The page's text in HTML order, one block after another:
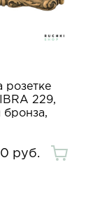
розетке
229,
бронза,
руб.